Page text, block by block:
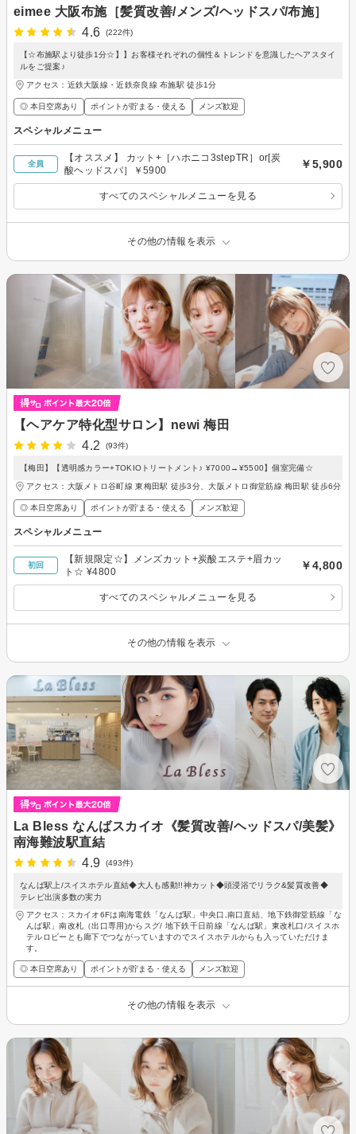
eimee 大阪布施［髪質改善/メンズ/ヘッドスパ/布施］
4.6
(222件)
【☆布施駅より徒歩1分☆】】お客様それぞれの個性＆トレンドを意識したヘアスタイ
ルをご提案♪
アクセス：近鉄大阪線・近鉄奈良線 布施駅 徒歩1分
◎ 本日空席あり ポイントが貯まる・使える メンズ歓迎
スペシャルメニュー
全員
【オススメ】 カット+［ハホニコ3stepTR］or[炭
酸ヘッドスパ］￥5900
￥5,900
すべてのスペシャルメニューを見る
その他の情報を表示
【ヘアケア特化型サロン】newi 梅田
4.2
(93件)
【梅田】【透明感カラー+TOKIOトリートメント♪ ¥7000→¥5500】個室完備☆
アクセス：大阪メトロ谷町線 東梅田駅 徒歩3分、大阪メトロ御堂筋線 梅田駅 徒歩6分
◎ 本日空席あり ポイントが貯まる・使える メンズ歓迎
スペシャルメニュー
初回
【新規限定☆】メンズカット+炭酸エステ+眉カッ
ト☆ ¥4800
￥4,800
すべてのスペシャルメニューを見る
その他の情報を表示
La Bless なんばスカイオ《髪質改善/ヘッドスパ/美髪》
南海難波駅直結
4.9
(493件)
なんば駅上/スイスホテル直結◆大人も感動!!神カット◆頭浸浴でリラク&髪質改善◆
テレビ出演多数の実力
アクセス：スカイオ6Fは南海電鉄「なんば駅」中央口,南口直結、地下鉄御堂筋線「な
んば駅」南改札（出口専用)からスグ/ 地下鉄千日前線「なんば駅」東改札口/スイスホ
テルロビーとも廊下でつながっていますのでスイスホテルからも入っていただけま
す。
◎ 本日空席あり ポイントが貯まる・使える メンズ歓迎
その他の情報を表示